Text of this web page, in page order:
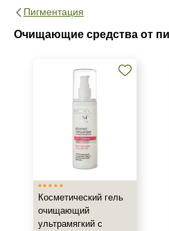
Пигментация
Очищающие средства от
Испания
Корея
Показать еще
Косметический гель
очищающий
ультрамягкий с